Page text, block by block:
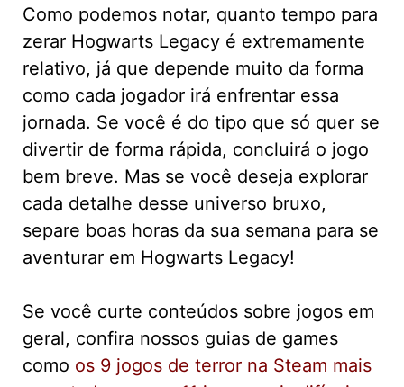
Como podemos notar, quanto tempo para
zerar Hogwarts Legacy é extremamente
relativo, já que depende muito da forma
como cada jogador irá enfrentar essa
jornada. Se você é do tipo que só quer se
divertir de forma rápida, concluirá o jogo
bem breve. Mas se você deseja explorar
cada detalhe desse universo bruxo,
separe boas horas da sua semana para se
aventurar em Hogwarts Legacy!
Se você curte conteúdos sobre jogos em
geral, confira nossos guias de games
como os 9 jogos de terror na Steam mais